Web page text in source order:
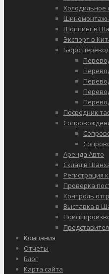
Холодильное
Шоппинг в
Экспорт в
Бюро
Посредник
Аренда Авто
Склад в
Регистрация
Проверка
Контроль
Выставка в
Поиск
Компания
Отчеты
Блог
Карта сайта